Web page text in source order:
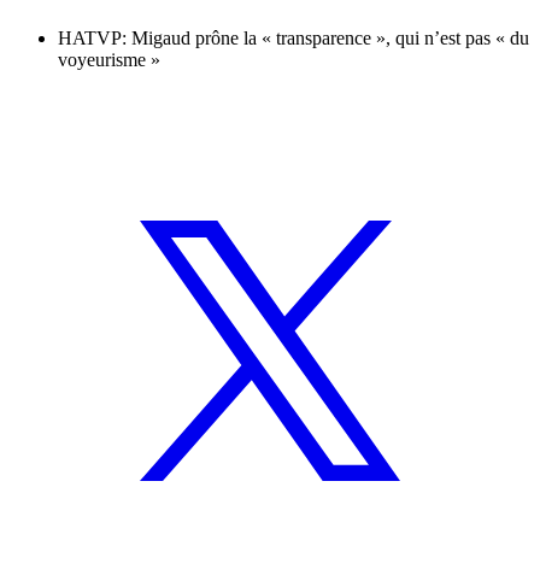
HATVP: Migaud prône la « transparence », qui n’est pas « du
voyeurisme »